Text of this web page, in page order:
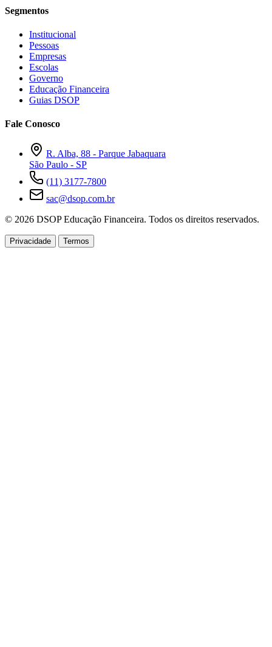
Segmentos
Institucional
Pessoas
Empresas
Escolas
Governo
Educação Financeira
Guias DSOP
Fale Conosco
R. Alba, 88 - Parque Jabaquara
São Paulo - SP
(11) 3177-7800
sac@dsop.com.br
© 2026 DSOP Educação Financeira. Todos os direitos reservados.
Privacidade Termos